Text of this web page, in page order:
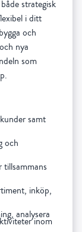
strategisk
i ditt
och
nya
som
samt
och
inköp,
analysera
inom